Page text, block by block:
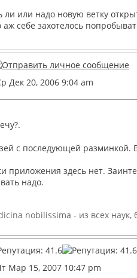
ли или надо новую ветку
аж себе захотелось
Дек 20, 2006 9:04 am
с последующей
приложения здесь нет.
надо.
nobilissima - из всех наук,
Мар 15, 2007 10:47 pm